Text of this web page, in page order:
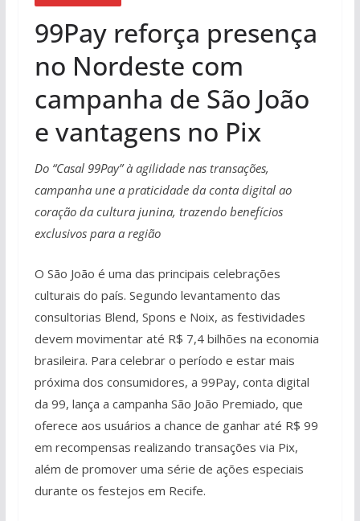
99Pay reforça presença
no Nordeste com
campanha de São João
e vantagens no Pix
Do “Casal 99Pay” à agilidade nas transações,
campanha une a praticidade da conta digital ao
coração da cultura junina, trazendo benefícios
exclusivos para a região
O São João é uma das principais celebrações
culturais do país. Segundo levantamento das
consultorias Blend, Spons e Noix, as festividades
devem movimentar até R$ 7,4 bilhões na economia
brasileira. Para celebrar o período e estar mais
próxima dos consumidores, a 99Pay, conta digital
da 99, lança a campanha São João Premiado, que
oferece aos usuários a chance de ganhar até R$ 99
em recompensas realizando transações via Pix,
além de promover uma série de ações especiais
durante os festejos em Recife.